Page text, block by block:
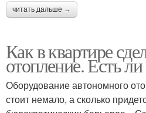
читать дальше →
Как в квартире
отопление. Есть
Оборудование автономного
стоит немало, а сколько